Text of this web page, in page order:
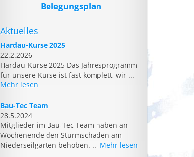
Belegungsplan
Aktuelles
Hardau-Kurse 2025
22.2.2026
Hardau-Kurse 2025 Das Jahresprogramm
für unsere Kurse ist fast komplett, wir ...
Mehr lesen
Bau-Tec Team
28.5.2024
Mitglieder im Bau-Tec Team haben an
Wochenende den Sturmschaden am
Niederseilgarten behoben. ... Mehr lesen